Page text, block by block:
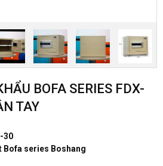
BOFA SERIES FDX-
TAY
30
Bofa series Boshang